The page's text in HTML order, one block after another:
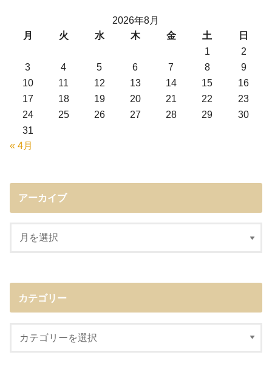
2026年8月
月
火 水 木 金 土
日
1
2
3
4 5 6 7 8
9
10
11 12 13 14 15
16
17
18 19 20 21 22
23
24
25 26 27 28 29
30
31
« 4月
アーカイブ
カテゴリー